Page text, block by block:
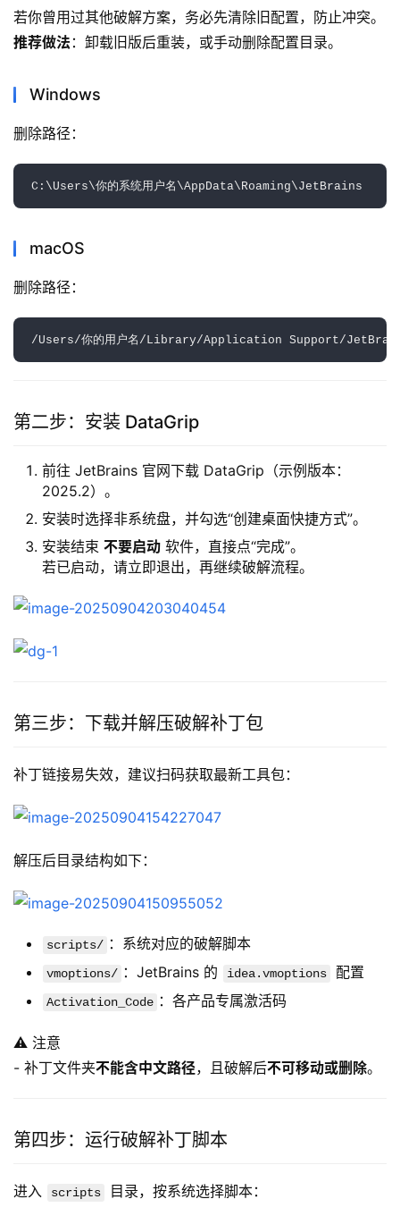
若你曾用过其他破解方案，务必先清除旧配置，防止冲突。
推荐做法 ：卸载旧版后重装，或手动删除配置目录。
Windows
删除路径：
macOS
删除路径：
第二步：安装 DataGrip
前往 JetBrains 官网下载 DataGrip（示例版本：
2025.2）。
安装时选择非系统盘，并勾选“创建桌面快捷方式”。
安装结束 不要启动 软件，直接点“完成”。
若已启动，请立即退出，再继续破解流程。
第三步：下载并解压破解补丁包
补丁链接易失效，建议扫码获取最新工具包：
解压后目录结构如下：
scripts/ ：系统对应的破解脚本
vmoptions/ ：JetBrains 的 idea.vmoptions 配置
Activation_Code ：各产品专属激活码
⚠️ 注意
- 补丁文件夹不能含中文路径，且破解后不可移动或删除。
第四步：运行破解补丁脚本
进入 scripts 目录，按系统选择脚本：